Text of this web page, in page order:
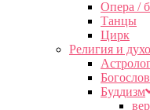
Опера /
Танцы
Цирк
Религия и
Буддизм